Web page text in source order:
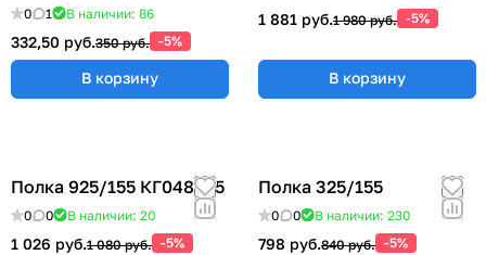
0 1 В наличии: 86
332,50 руб.350 руб. -5%
В корзину
1 881 руб.1 980 руб. -5%
В корзину
Полка 925/155 КГ048825
0 0 В наличии: 20
1 026 руб.1 080 руб. -5%
Полка 325/155
0 0 В наличии: 230
798 руб.840 руб. -5%